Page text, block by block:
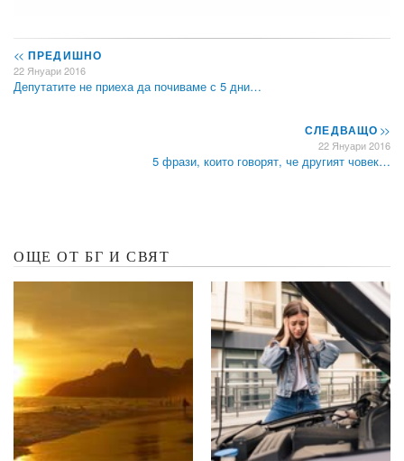
<< ПРЕДИШНО
22 Януари 2016
Депутатите не приеха да почиваме с 5 дни…
СЛЕДВАЩО>>
22 Януари 2016
5 фрази, които говорят, че другият човек…
ОЩЕ ОТ БГ И СВЯТ